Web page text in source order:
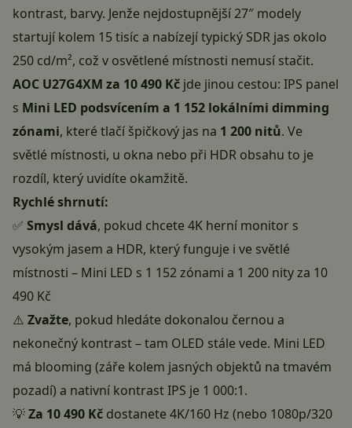
kontrast, barvy. Jenže nejdostupnější 27″ modely
startují kolem 15 tisíc a nabízejí typický SDR jas okolo
250 cd/m², což v osvětlené místnosti nemusí stačit.
AOC U27G4XM za 10 490 Kč jde jinou cestou: IPS panel
s Mini LED podsvícením a 1 152 lokálními dimming
zónami, které tlačí špičkový jas na 1 200 nitů. Ve
světlé místnosti, u okna nebo při HDR obsahu to je
rozdíl, který uvidíte okamžitě.
Rychlé shrnutí:
✅ Smysl dává, pokud chcete 4K herní monitor s
vysokým jasem a HDR, který funguje i ve světlé
místnosti – Mini LED s 1 152 zónami a 1 200 nity za 10
490 Kč
⚠️ Zvažte, pokud hledáte dokonalou černou a
nekonečný kontrast – tam OLED stále vede. Mini LED
má blooming (záře kolem jasných objektů na tmavém
pozadí) a nativní kontrast IPS je 1 000:1.
💡Za 10 490 Kč dostanete 4K/160 Hz (nebo 1080p/320